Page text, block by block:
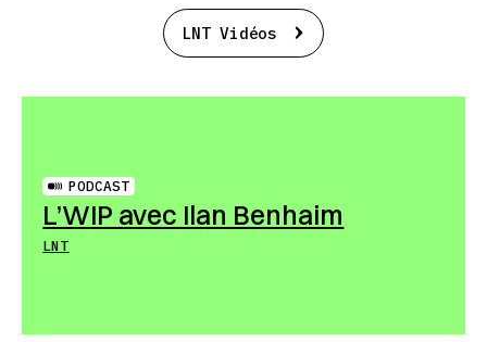
LNT Vidéos
PODCAST
L’WIP avec Ilan Benhaim
LNT